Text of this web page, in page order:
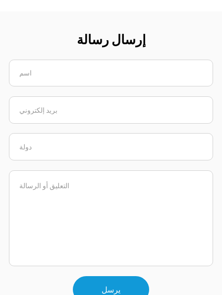
إرسال رسالة
يرسل